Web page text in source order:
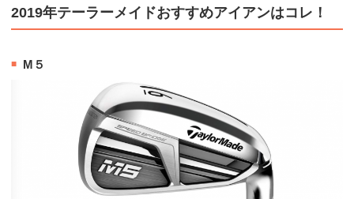
2019年テーラーメイドおすすめアイアンはコレ！
M５